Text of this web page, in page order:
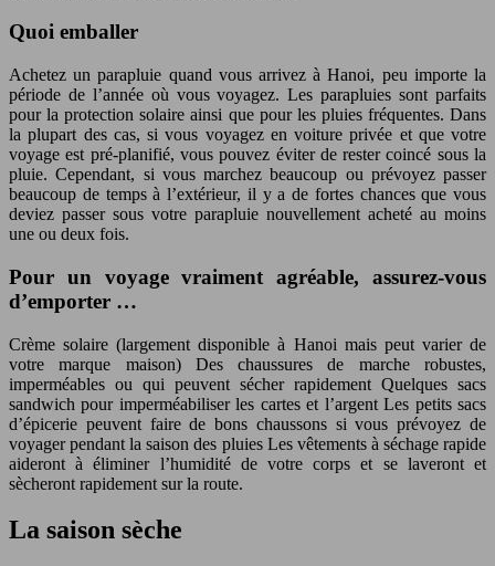
Quoi emballer
Achetez un parapluie quand vous arrivez à Hanoi, peu importe la
période de l’année où vous voyagez. Les parapluies sont parfaits
pour la protection solaire ainsi que pour les pluies fréquentes. Dans
la plupart des cas, si vous voyagez en voiture privée et que votre
voyage est pré-planifié, vous pouvez éviter de rester coincé sous la
pluie. Cependant, si vous marchez beaucoup ou prévoyez passer
beaucoup de temps à l’extérieur, il y a de fortes chances que vous
deviez passer sous votre parapluie nouvellement acheté au moins
une ou deux fois.
Pour un voyage vraiment agréable, assurez-vous
d’emporter …
Crème solaire (largement disponible à Hanoi mais peut varier de
votre marque maison) Des chaussures de marche robustes,
imperméables ou qui peuvent sécher rapidement Quelques sacs
sandwich pour imperméabiliser les cartes et l’argent Les petits sacs
d’épicerie peuvent faire de bons chaussons si vous prévoyez de
voyager pendant la saison des pluies Les vêtements à séchage rapide
aideront à éliminer l’humidité de votre corps et se laveront et
sècheront rapidement sur la route.
La saison sèche